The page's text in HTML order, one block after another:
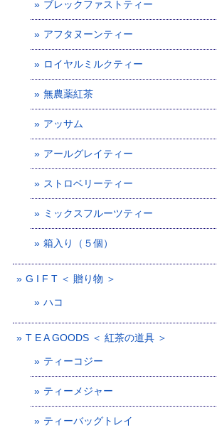
ブレックファストティー
アフタヌーンティー
ロイヤルミルクティー
無農薬紅茶
アッサム
アールグレイティー
ストロベリーティー
ミックスフルーツティー
箱入り（５個）
G I F T ＜ 贈り物 ＞
ハコ
T E A GOODS ＜ 紅茶の道具 ＞
ティーコジー
ティーメジャー
ティーバッグトレイ